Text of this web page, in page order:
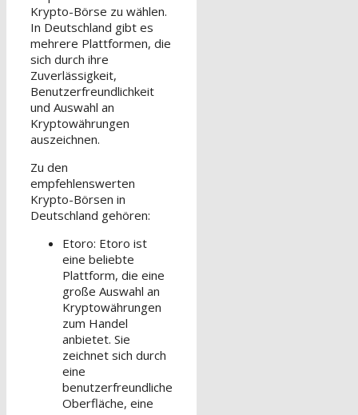
Krypto-Börse zu wählen.
In Deutschland gibt es
mehrere Plattformen, die
sich durch ihre
Zuverlässigkeit,
Benutzerfreundlichkeit
und Auswahl an
Kryptowährungen
auszeichnen.
Zu den
empfehlenswerten
Krypto-Börsen in
Deutschland gehören:
Etoro: Etoro ist
eine beliebte
Plattform, die eine
große Auswahl an
Kryptowährungen
zum Handel
anbietet. Sie
zeichnet sich durch
eine
benutzerfreundliche
Oberfläche, eine